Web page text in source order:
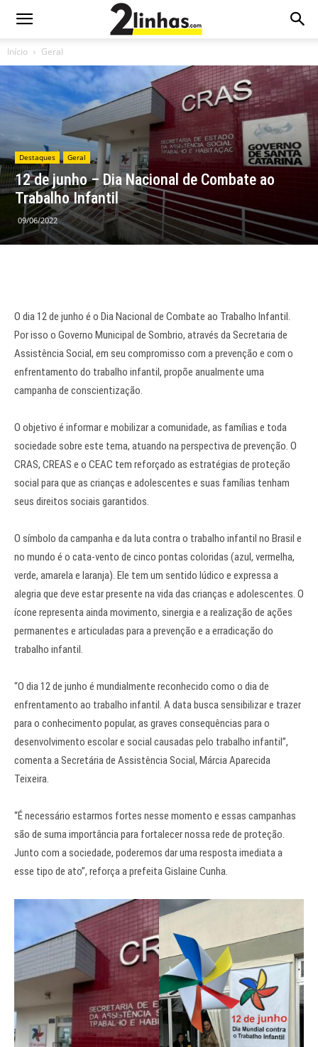
Início Geral
Destaques Geral
12 de junho – Dia Nacional de Combate ao
Trabalho Infantil
09/06/2022
O dia 12 de junho é o Dia Nacional de Combate ao Trabalho Infantil.
Por isso o Governo Municipal de Sombrio, através da Secretaria de
Assistência Social, em seu compromisso com a prevenção e com o
enfrentamento do trabalho infantil, propõe anualmente uma
campanha de conscientização.
O objetivo é informar e mobilizar a comunidade, as famílias e toda
sociedade sobre este tema, atuando na perspectiva de prevenção. O
CRAS, CREAS e o CEAC tem reforçado as estratégias de proteção
social para que as crianças e adolescentes e suas famílias tenham
seus direitos sociais garantidos.
O símbolo da campanha e da luta contra o trabalho infantil no Brasil e
no mundo é o cata-vento de cinco pontas coloridas (azul, vermelha,
verde, amarela e laranja). Ele tem um sentido lúdico e expressa a
alegria que deve estar presente na vida das crianças e adolescentes. O
ícone representa ainda movimento, sinergia e a realização de ações
permanentes e articuladas para a prevenção e a erradicação do
trabalho infantil.
“O dia 12 de junho é mundialmente reconhecido como o dia de
enfrentamento ao trabalho infantil. A data busca sensibilizar e trazer
para o conhecimento popular, as graves consequências para o
desenvolvimento escolar e social causadas pelo trabalho infantil”,
comenta a Secretária de Assistência Social, Márcia Aparecida
Teixeira.
“É necessário estarmos fortes nesse momento e essas campanhas
são de suma importância para fortalecer nossa rede de proteção.
Junto com a sociedade, poderemos dar uma resposta imediata a
esse tipo de ato”, reforça a prefeita Gislaine Cunha.